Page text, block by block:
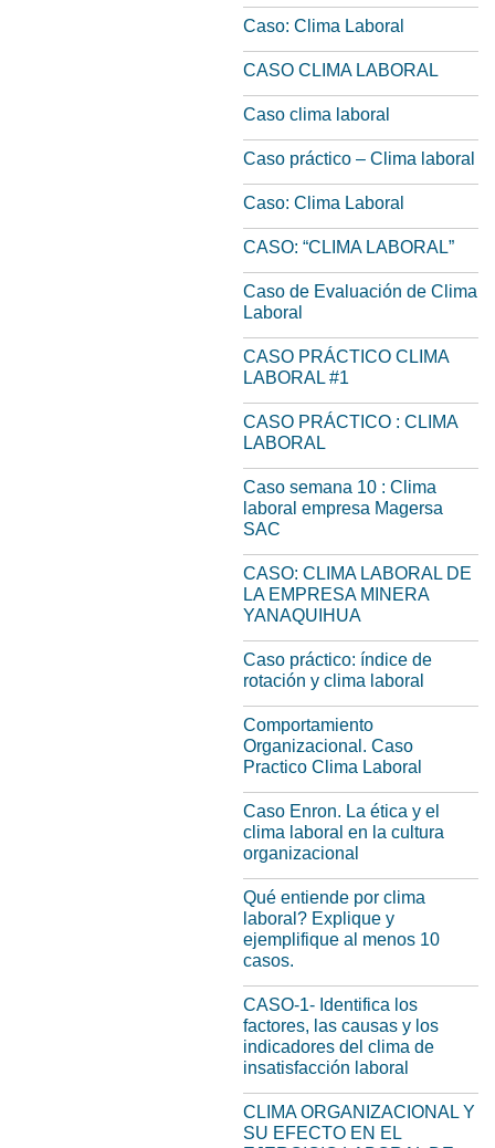
Caso: Clima Laboral
CASO CLIMA LABORAL
Caso clima laboral
Caso práctico – Clima laboral
Caso: Clima Laboral
CASO: “CLIMA LABORAL”
Caso de Evaluación de Clima
Laboral
CASO PRÁCTICO CLIMA
LABORAL #1
CASO PRÁCTICO : CLIMA
LABORAL
Caso semana 10 : Clima
laboral empresa Magersa
SAC
CASO: CLIMA LABORAL DE
LA EMPRESA MINERA
YANAQUIHUA
Caso práctico: índice de
rotación y clima laboral
Comportamiento
Organizacional. Caso
Practico Clima Laboral
Caso Enron. La ética y el
clima laboral en la cultura
organizacional
Qué entiende por clima
laboral? Explique y
ejemplifique al menos 10
casos.
CASO-1- Identifica los
factores, las causas y los
indicadores del clima de
insatisfacción laboral
CLIMA ORGANIZACIONAL Y
SU EFECTO EN EL